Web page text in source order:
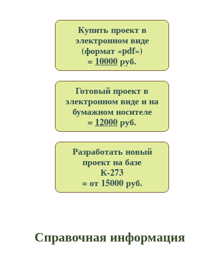
Купить проект в
электронном виде
(формат «pdf»)
= 10000руб.
Готовый проект в
электронном виде и на
бумажном носителе
= 12000руб.
Разработать новый
проект на базе
К-273
= от 15000 руб.
Справочная информация